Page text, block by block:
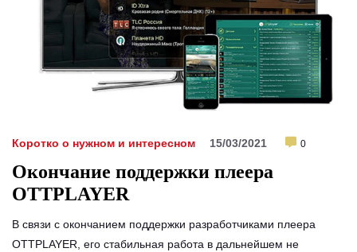
Коротко о нужном и интересном 15/03/2021 0
Окончание поддержки плеера
OTTPLAYER
В связи с окончанием поддержки разработчиками плеера
OTTPLAYER, его стабильная работа в дальнейшем не